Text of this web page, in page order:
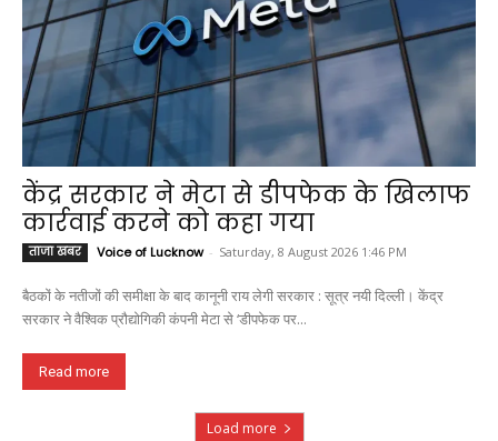
केंद्र सरकार ने मेटा से डीपफेक के खिलाफ
कार्रवाई करने को कहा गया
ताजा खबर Voice of Lucknow - Saturday, 8 August 2026 1:46 PM
बैठकों के नतीजों की समीक्षा के बाद कानूनी राय लेगी सरकार : सूत्र नयी दिल्ली। केंद्र
सरकार ने वैश्विक प्रौद्योगिकी कंपनी मेटा से ‘डीपफेक पर...
Read more
Load more